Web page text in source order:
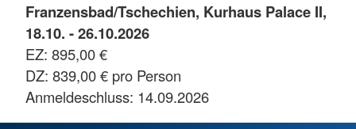
Franzensbad/Tschechien, Kurhaus Palace II,
18.10. - 26.10.2026
EZ: 895,00 €
DZ: 839,00 € pro Person
Anmeldeschluss: 14.09.2026